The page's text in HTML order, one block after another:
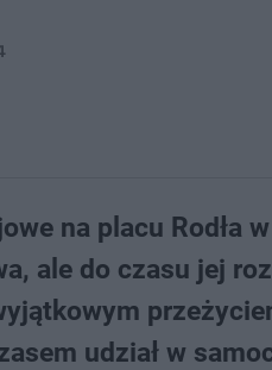
na placu Rodła
ale do czasu jej
udział w